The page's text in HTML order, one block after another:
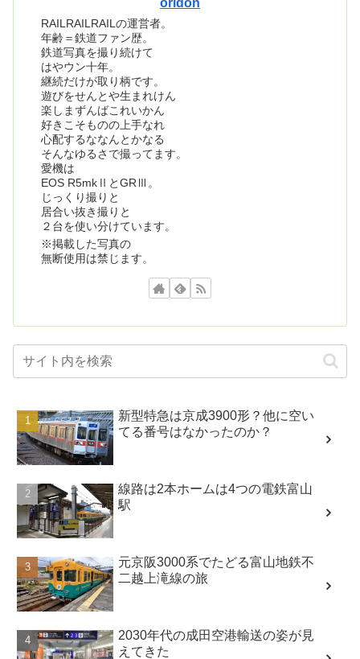
RAILRAILRAILの運営者。
年齢＝鉄道ファン歴。
鉄道写真を撮り続けて
はやウン十年。
継続だけが取り柄です。
遊びをせんとや生まれけん
楽しまずんばこれいかん
好きこそものの上手なれ
心配するななんとかなる
そんなゆるさで撮ってます。
愛機は
EOS R5mkⅡとGRⅢ。
じっくり撮りと
居合い抜き撮りと
２台を使い分けています。
※掲載した写真の
無断使用は禁じます。
新型特急は京成3900形？他に空い
てる番号はなかったのか？
線路は2本ホームは4つの電鉄富山
駅
元京阪3000系でたどる富山地鉄不
二越上滝線の旅
2030年代の成田空港輸送の姿が見
えてきた